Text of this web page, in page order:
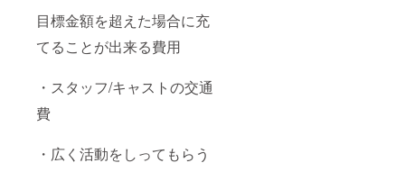
目標金額を超えた場合に充
てることが出来る費用
・スタッフ/キャストの交通
費
・広く活動をしってもらう